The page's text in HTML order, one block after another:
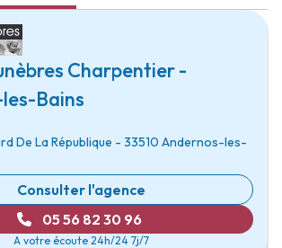
Charpentier -
Bains
De La République - 33510 Andernos-les-
Consulter l'agence
05 56 82 30 96
A votre écoute 24h/24 7j/7